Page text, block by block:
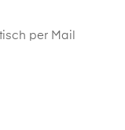
per Mail